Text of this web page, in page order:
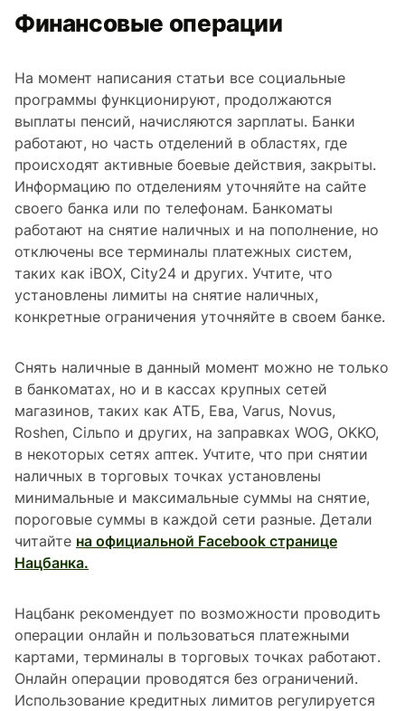
Финансовые операции
На момент написания статьи все социальные
программы функционируют, продолжаются
выплаты пенсий, начисляются зарплаты. Банки
работают, но часть отделений в областях, где
происходят активные боевые действия, закрыты.
Информацию по отделениям уточняйте на сайте
своего банка или по телефонам. Банкоматы
работают на снятие наличных и на пополнение, но
отключены все терминалы платежных систем,
таких как iBOX, City24 и других. Учтите, что
установлены лимиты на снятие наличных,
конкретные ограничения уточняйте в своем банке.
Снять наличные в данный момент можно не только
в банкоматах, но и в кассах крупных сетей
магазинов, таких как АТБ, Ева, Varus, Novus,
Roshen, Сільпо и других, на заправках WOG, OKKO,
в некоторых сетях аптек. Учтите, что при снятии
наличных в торговых точках установлены
минимальные и максимальные суммы на снятие,
пороговые суммы в каждой сети разные. Детали
читайте на официальной Facebook странице
Нацбанка.
Нацбанк рекомендует по возможности проводить
операции онлайн и пользоваться платежными
картами, терминалы в торговых точках работают.
Онлайн операции проводятся без ограничений.
Использование кредитных лимитов регулируется